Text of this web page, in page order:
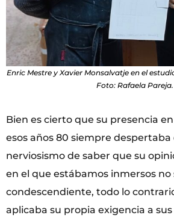
Enric Mestre y Xavier Monsalvatje en el
Foto: Rafaela Pareja.
Bien es cierto que su presencia
esos años 80 siempre despertaba
nerviosismo de saber que su
en el que estábamos inmersos no
condescendiente, todo lo
aplicaba su propia exigencia a